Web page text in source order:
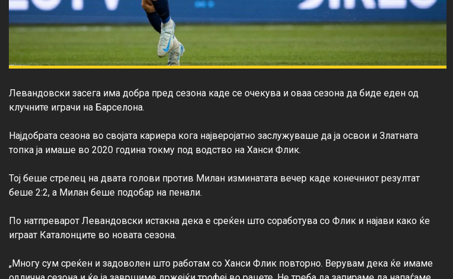
Левандовски засега има добра пред сезона каде се очекува и оваа сезона да биде еден од
клучните играчи на Барселона.
Најдобрата сезона во својата кариера кога најверојатно заслужуваше да ја освои и Златната
топка ја имаше во 2020 година токму под водство на Ханси Флик.
Тој беше стрелец на двата голови против Милан изминатата вечер каде конечниот резултат
беше 2:2, а Милан беше подобар на пенали.
По натпреварот Левандовски истакна дека е среќен што соработува со Флик и најави како ќе
играат Каталонците во новата сезона.
„Многу сум среќен и задоволен што работам со Ханси Флик повторно. Верувам дека ќе имаме